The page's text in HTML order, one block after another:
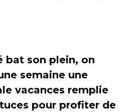
bat son plein, on
semaine une
vacances remplie
pour profiter de